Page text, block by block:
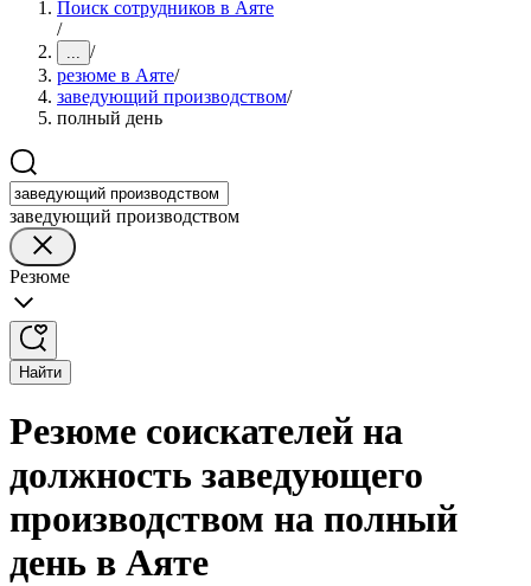
Поиск сотрудников в Аяте
/
... /
резюме в Аяте/
заведующий производством/
полный день
заведующий производством
Резюме
Найти
Резюме соискателей на
должность заведующего
производством на полный
день в Аяте